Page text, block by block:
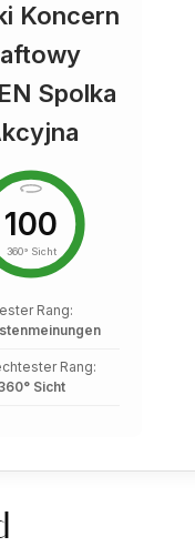
Koncern
Spolka
100
360° Sicht
Rang:
Rang:
Sicht